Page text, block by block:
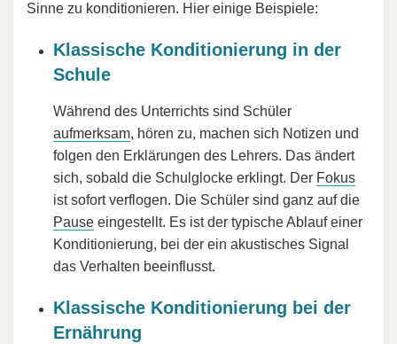
Sinne zu konditionieren. Hier einige Beispiele:
Klassische Konditionierung in der
Schule
Während des Unterrichts sind Schüler
aufmerksam, hören zu, machen sich Notizen und
folgen den Erklärungen des Lehrers. Das ändert
sich, sobald die Schulglocke erklingt. Der Fokus
ist sofort verflogen. Die Schüler sind ganz auf die
Pause eingestellt. Es ist der typische Ablauf einer
Konditionierung, bei der ein akustisches Signal
das Verhalten beeinflusst.
Klassische Konditionierung bei der
Ernährung